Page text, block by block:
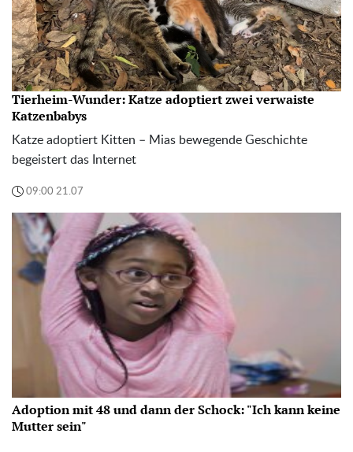
Tierheim-Wunder: Katze adoptiert zwei verwaiste
Katzenbabys
Katze adoptiert Kitten – Mias bewegende Geschichte
begeistert das Internet
09:00 21.07
Adoption mit 48 und dann der Schock: "Ich kann keine
Mutter sein"